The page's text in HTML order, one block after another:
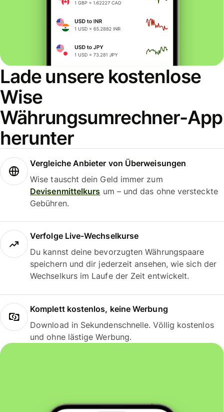
Lade unsere kostenlose
Wise
Währungsumrechner-App
herunter
Vergleiche Anbieter von Überweisungen
Wise tauscht dein Geld immer zum
Devisenmittelkurs um – und das ohne versteckte
Gebühren.
Verfolge Live-Wechselkurse
Du kannst deine bevorzugten Währungspaare
speichern und dir jederzeit ansehen, wie sich der
Wechselkurs im Laufe der Zeit entwickelt.
Komplett kostenlos, keine Werbung
Download in Sekundenschnelle. Völlig kostenlos
und ohne lästige Werbung.